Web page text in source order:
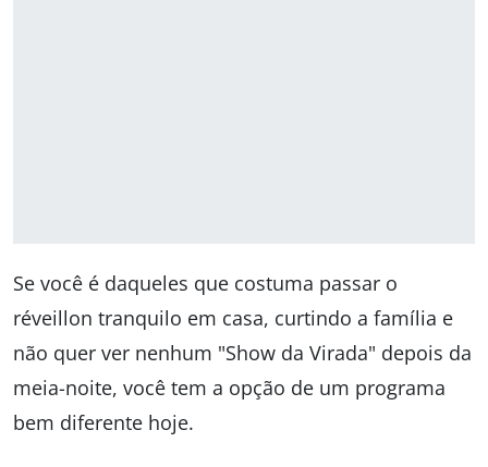
Se você é daqueles que costuma passar o
réveillon tranquilo em casa, curtindo a família e
não quer ver nenhum "Show da Virada" depois da
meia-noite, você tem a opção de um programa
bem diferente hoje.